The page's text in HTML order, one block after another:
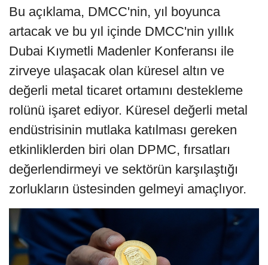
Bu açıklama, DMCC'nin, yıl boyunca
artacak ve bu yıl içinde DMCC'nin yıllık
Dubai Kıymetli Madenler Konferansı ile
zirveye ulaşacak olan küresel altın ve
değerli metal ticaret ortamını destekleme
rolünü işaret ediyor. Küresel değerli metal
endüstrisinin mutlaka katılması gereken
etkinliklerden biri olan DPMC, fırsatları
değerlendirmeyi ve sektörün karşılaştığı
zorlukların üstesinden gelmeyi amaçlıyor.